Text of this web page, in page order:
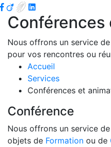
Conférences
Nous offrons un service
pour vos rencontres ou
Accueil
Services
Conférences et
Conférence
Nous offrons un service
objets de Formation ou de